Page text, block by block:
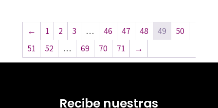
← 1 2 3 … 46 47 48 49
50
51
52 … 69 70 71 →
Recibe nuestras